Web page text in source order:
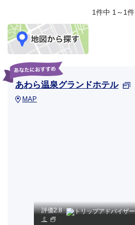
1件中 1～1件
あわら温泉グランドホテル
MAP
評価2.8
ミ